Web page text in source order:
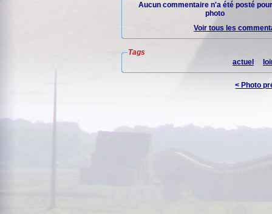
Aucun commentaire n'a été posté
photo
Voir tous les
Tags
actuel
< Photo